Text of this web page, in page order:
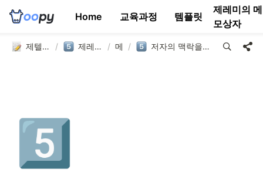
제텔카스텐 연구소 / 제레미의 메모상자 / 메모/ 저자의 맥락을 나의 맥락으로 편집할 때 메모가 연결될 수 있고, 새로운 지식을 습득할 수 있다.
5️⃣
Home 교육과정 템플릿
제레미의 메
모상자